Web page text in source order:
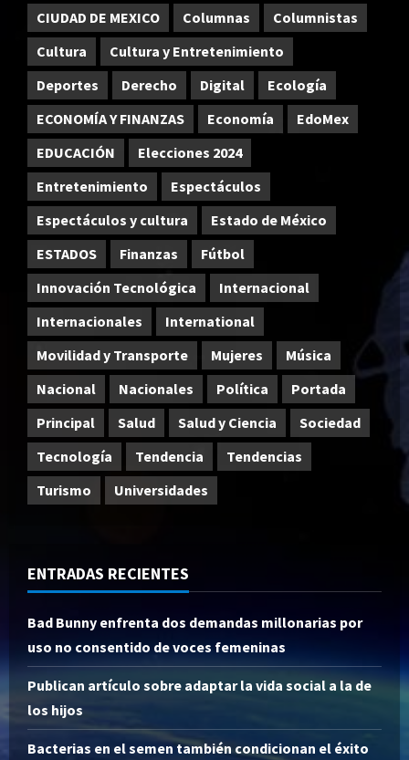
CIUDAD DE MEXICO
Columnas
Columnistas
Cultura
Cultura y Entretenimiento
Deportes
Derecho Digital
Ecología
ECONOMÍA Y FINANZAS
Economía
EdoMex
EDUCACIÓN
Elecciones 2024
Entretenimiento
Espectáculos
Espectáculos y cultura
Estado de México
ESTADOS
Finanzas
Fútbol
Innovación Tecnológica
Internacional
Internacionales
International
Movilidad y Transporte
Mujeres
Música
Nacional
Nacionales Política
Portada
Principal
Salud Salud y Ciencia
Sociedad
Tecnología
Tendencia
Tendencias
Turismo
Universidades
ENTRADAS RECIENTES
Bad Bunny enfrenta dos demandas millonarias por
uso no consentido de voces femeninas
Publican artículo sobre adaptar la vida social a la de
los hijos
Bacterias en el semen también condicionan el éxito